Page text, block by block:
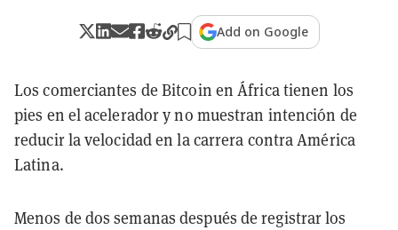
Add on Google
Los comerciantes de Bitcoin en África tienen los
pies en el acelerador y no muestran intención de
reducir la velocidad en la carrera contra América
Latina.
Menos de dos semanas después de registrar los